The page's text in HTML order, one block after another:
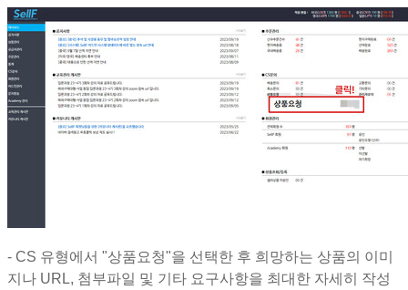
- CS 유형에서 "상품요청"을 선택한 후 희망하는 상품의 이미
지나 URL, 첨부파일 및 기타 요구사항을 최대한 자세히 작성